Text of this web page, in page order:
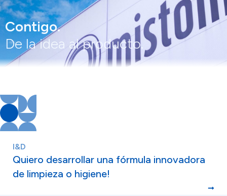
Contigo.
De la idea al producto.
I&D
Quiero desarrollar una fórmula innovadora
de limpieza o higiene!